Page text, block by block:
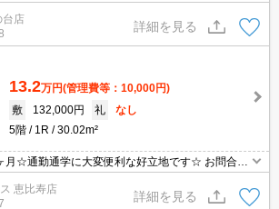
満の解約時、違約金1ヶ月分発生。消火剤・防災
～。
台店
詳細を見る
13.2万円(管理費等：10,000円)
敷
132,000円 礼
なし
5階
1R 30.02m²
月☆通勤通学に大変便利な好立地です☆ お問合せ
ット非掲載や空き予定など豊富な物件からご紹介
軽にお問い合わせください☆
恵比寿店
詳細を見る